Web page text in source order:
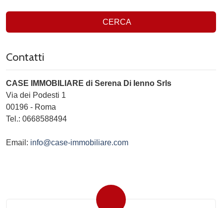
CERCA
Contatti
CASE IMMOBILIARE di Serena Di Ienno Srls
Via dei Podesti 1
00196 - Roma
Tel.: 0668588494
Email: info@case-immobiliare.com